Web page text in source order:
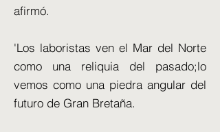
afirmó.
'Los laboristas ven el Mar del Norte
como una reliquia del pasado;lo
vemos como una piedra angular del
futuro de Gran Bretaña.